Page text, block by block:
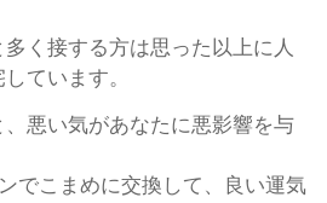
く接する方は思った以上に人
ています。
悪い気があなたに悪影響を与
でこまめに交換して、良い運気